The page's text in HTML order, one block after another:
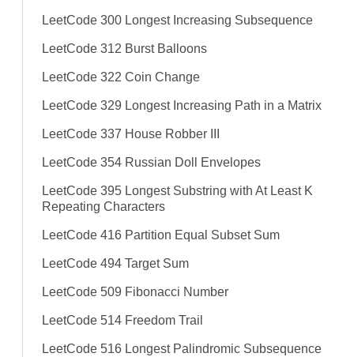
LeetCode 300 Longest Increasing Subsequence
LeetCode 312 Burst Balloons
LeetCode 322 Coin Change
LeetCode 329 Longest Increasing Path in a Matrix
LeetCode 337 House Robber III
LeetCode 354 Russian Doll Envelopes
LeetCode 395 Longest Substring with At Least K
Repeating Characters
LeetCode 416 Partition Equal Subset Sum
LeetCode 494 Target Sum
LeetCode 509 Fibonacci Number
LeetCode 514 Freedom Trail
LeetCode 516 Longest Palindromic Subsequence